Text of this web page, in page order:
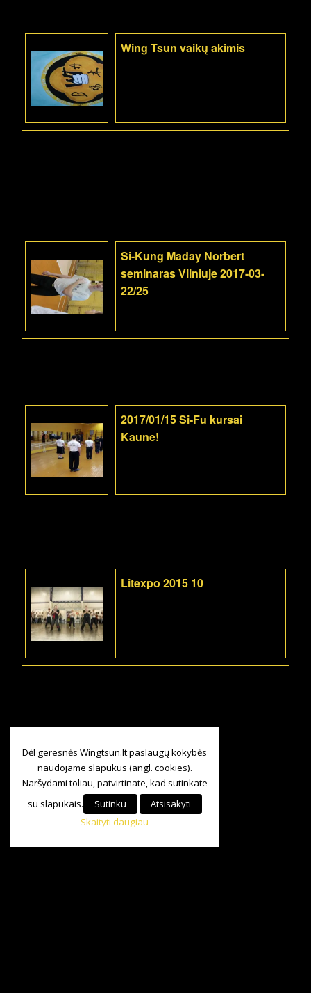
Wing Tsun vaikų akimis
Si-Kung Maday Norbert
seminaras Vilniuje 2017-03-
22/25
2017/01/15 Si-Fu kursai
Kaune!
Litexpo 2015 10
Dėl geresnės Wingtsun.lt paslaugų kokybės
naudojame slapukus (angl. cookies).
Naršydami toliau, patvirtinate, kad sutinkate
su slapukais.
Sutinku
Atsisakyti
Skaityti daugiau